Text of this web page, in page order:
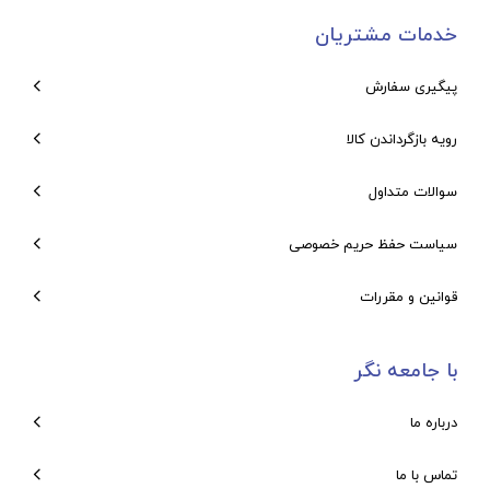
خدمات مشتریان
پیگیری سفارش
رویه بازگرداندن کالا
سوالات متداول
سیاست حفظ حریم خصوصی
قوانین و مقررات
با جامعه نگر
درباره ما
تماس با ما